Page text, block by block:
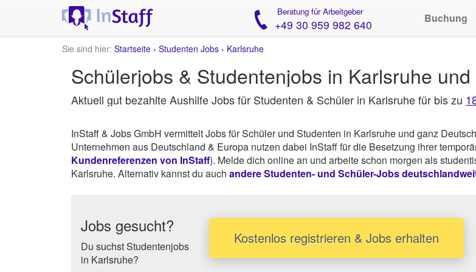
Beratung für Arbeitgeber
+49 30 959 982 640 Buchung
Sie sind hier: Startseite › Studenten Jobs › Karlsruhe
Schülerjobs & Studentenjobs in Karlsruhe
Aktuell gut bezahlte Aushilfe Jobs für Studenten & Schüler in Karlsruhe für bis zu
InStaff & Jobs GmbH vermittelt Jobs für Schüler und Studenten in Karlsruhe und ganz
Unternehmen aus Deutschland & Europa nutzen dabei InStaff für die Besetzung ihrer
Kundenreferenzen von InStaff). Melde dich online an und arbeite schon morgen als
Karlsruhe. Alternativ kannst du auch andere Studenten- und Schüler-Jobs
Jobs gesucht?
Du suchst Studentenjobs
in Karlsruhe?
Kostenlos registrieren & Jobs erhalten